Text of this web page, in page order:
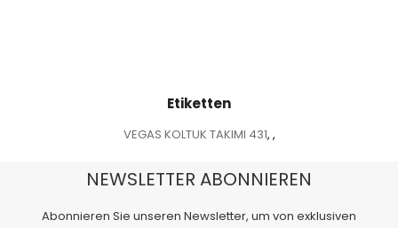
Etiketten
VEGAS KOLTUK TAKIMI 431, ,
NEWSLETTER ABONNIEREN
Abonnieren Sie unseren Newsletter, um von exklusiven